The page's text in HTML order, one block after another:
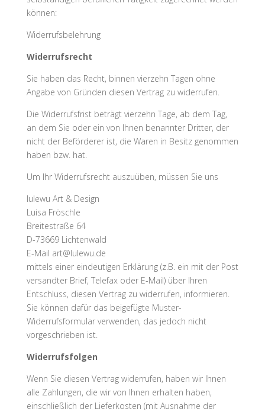
können:
Widerrufsbelehrung
Widerrufsrecht
Sie haben das Recht, binnen vierzehn Tagen ohne
Angabe von Gründen diesen Vertrag zu widerrufen.
Die Widerrufsfrist beträgt vierzehn Tage, ab dem Tag,
an dem Sie oder ein von Ihnen benannter Dritter, der
nicht der Beförderer ist, die Waren in Besitz genommen
haben bzw. hat.
Um Ihr Widerrufsrecht auszuüben, müssen Sie uns
lulewu Art & Design
Luisa Fröschle
Breitestraße 64
D-73669 Lichtenwald
E-Mail art@lulewu.de
mittels einer eindeutigen Erklärung (z.B. ein mit der Post
versandter Brief, Telefax oder E-Mail) über Ihren
Entschluss, diesen Vertrag zu widerrufen, informieren.
Sie können dafür das beigefügte Muster-
Widerrufsformular verwenden, das jedoch nicht
vorgeschrieben ist.
Widerrufsfolgen
Wenn Sie diesen Vertrag widerrufen, haben wir Ihnen
alle Zahlungen, die wir von Ihnen erhalten haben,
einschließlich der Lieferkosten (mit Ausnahme der